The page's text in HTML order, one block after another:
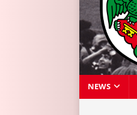
NEWS